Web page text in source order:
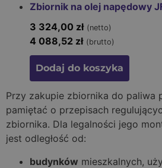
Zbiornik na olej napędowy
3 324,00 zł (netto)
4 088,52 zł (brutto)
Dodaj do koszyka
Przy zakupie zbiornika do paliwa
pamiętać o przepisach
zbiornika. Dla legalności jego
jest odległość od:
budynków mieszkalnych,